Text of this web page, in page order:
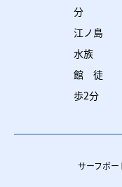
分
江ノ島
水族
館 徒
歩2分
サーフボ